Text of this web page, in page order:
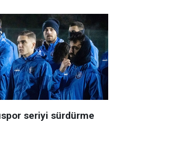
seriyi sürdürme